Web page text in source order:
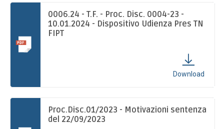
INDOOR
TAMBEACH
DOCUMENTI
0006.24 - T.F. - Proc. Disc. 0004-23 -
10.01.2024 - Dispositivo Udienza Pres TN
FIPT
Download
Proc.Disc.01/2023 - Motivazioni sentenza
del 22/09/2023